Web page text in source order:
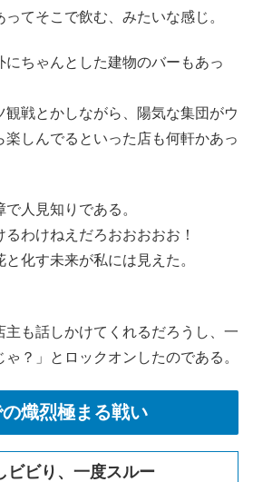
てそこで飲む、みたいな感じ。
にちゃんとした建物のバーもあっ
観戦とかしながら、陽気な集団がウ
楽しんでるといった店も何軒かあっ
人見知りである。
わけねえだろおおおおお！
化す未来が私には見えた。
主も話しかけてくれるだろうし、一
？」とロックオンしたのである。
熾烈極まる戦い
ビビり、一度スルー